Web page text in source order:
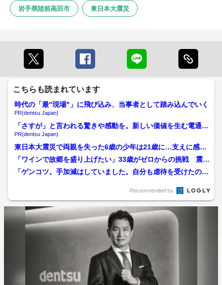
岩手県陸前高田市 東日本大震災
こちらも読まれています
時代の「最"現場"」に飛び込み、当事者として踏み込んでいく
PR(dentsu Japan)
「さすが」と言われる驚きや感動を。新しい価値を生む電通の
挑戦
PR(dentsu Japan)
東日本大震災で両親を失った6歳の少年は21歳に…支えに感謝
し続けた15年 迷いと...
「ワインで故郷を盛り上げたい」33歳がゼロからの挑戦 震災
を原点に陸前高田市でワ...
「ゲンコツ。手加減はしていました。自分も虐待を受けたので
Recommended by